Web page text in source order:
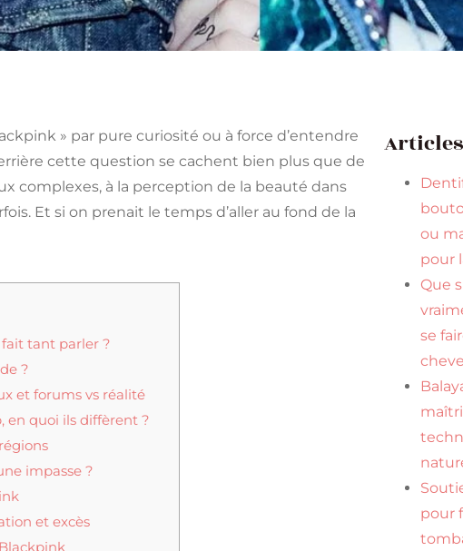
» par pure curiosité ou à force d’entendre
cette question se cachent bien plus que de
complexes, à la perception de la beauté dans
Et si on prenait le temps d’aller au fond de la
tant parler ?
?
et forums vs réalité
en quoi ils diffèrent ?
impasse ?
et excès
ou
pour
Que
se
pour